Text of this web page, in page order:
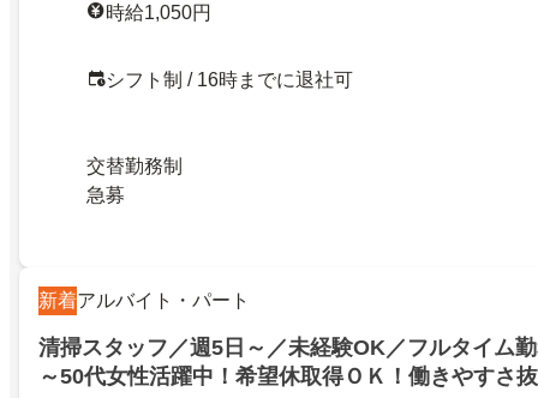
時給1,050円
シフト制 / 16時までに退社可
交替勤務制
急募
新着アルバイト・パート
清掃スタッフ／週5日～／未経験OK／フルタイム
～50代女性活躍中！希望休取得ＯＫ！働きやすさ